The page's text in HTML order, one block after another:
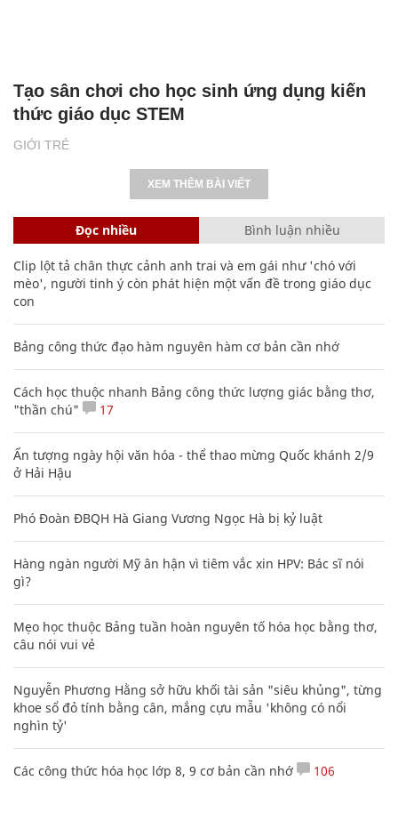
GIỚI TRẺ
Tạo sân chơi cho học sinh ứng dụng kiến
thức giáo dục STEM
XEM THÊM BÀI VIẾT
Đọc nhiều Bình luận nhiều
Clip lột tả chân thực cảnh anh trai và em gái như 'chó với
mèo', người tinh ý còn phát hiện một vấn đề trong giáo dục
con
Bảng công thức đạo hàm nguyên hàm cơ bản cần nhớ
Cách học thuộc nhanh Bảng công thức lượng giác bằng thơ,
"thần chú"
17
Ấn tượng ngày hội văn hóa - thể thao mừng Quốc khánh 2/9
ở Hải Hậu
Phó Đoàn ĐBQH Hà Giang Vương Ngọc Hà bị kỷ luật
Hàng ngàn người Mỹ ân hận vì tiêm vắc xin HPV: Bác sĩ nói
gì?
Mẹo học thuộc Bảng tuần hoàn nguyên tố hóa học bằng thơ,
câu nói vui vẻ
Nguyễn Phương Hằng sở hữu khối tài sản "siêu khủng", từng
khoe sổ đỏ tính bằng cân, mắng cựu mẫu 'không có nổi
nghìn tỷ'
Các công thức hóa học lớp 8, 9 cơ bản cần nhớ 106